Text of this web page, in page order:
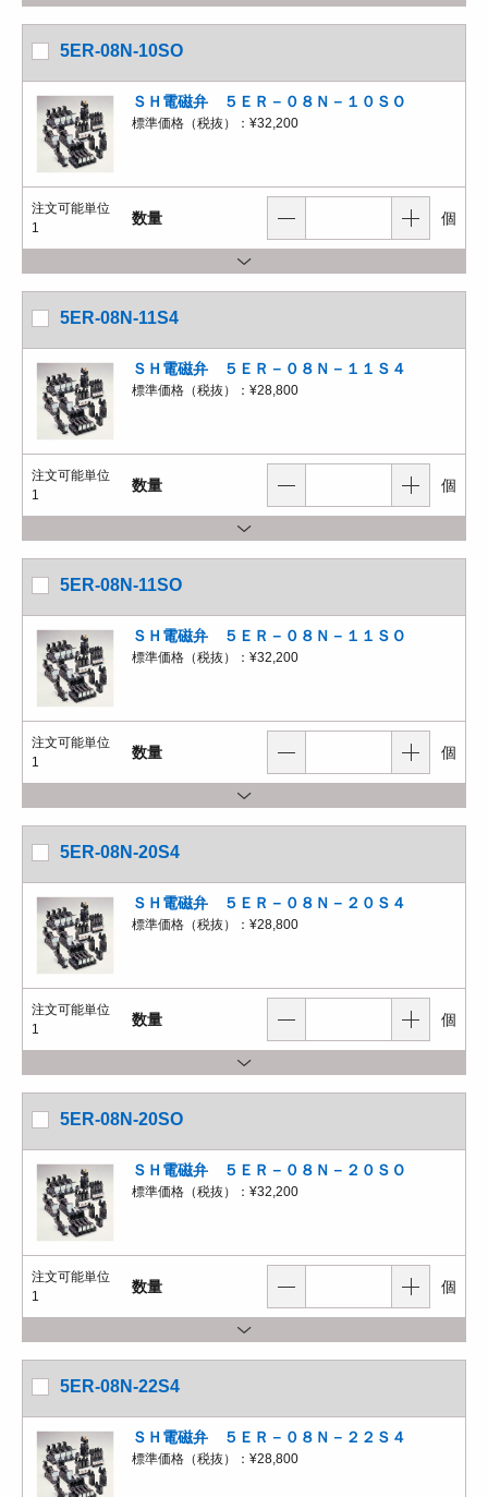
5ER-08N-10SO
ＳＨ電磁弁 ５ＥＲ－０８Ｎ－１０ＳＯ
標準価格（税抜）： ¥32,200
注文可能単位
1
数量 個
5ER-08N-11S4
ＳＨ電磁弁 ５ＥＲ－０８Ｎ－１１Ｓ４
標準価格（税抜）： ¥28,800
注文可能単位
1
数量 個
5ER-08N-11SO
ＳＨ電磁弁 ５ＥＲ－０８Ｎ－１１ＳＯ
標準価格（税抜）： ¥32,200
注文可能単位
1
数量 個
5ER-08N-20S4
ＳＨ電磁弁 ５ＥＲ－０８Ｎ－２０Ｓ４
標準価格（税抜）： ¥28,800
注文可能単位
1
数量 個
5ER-08N-20SO
ＳＨ電磁弁 ５ＥＲ－０８Ｎ－２０ＳＯ
標準価格（税抜）： ¥32,200
注文可能単位
1
数量 個
5ER-08N-22S4
ＳＨ電磁弁 ５ＥＲ－０８Ｎ－２２Ｓ４
標準価格（税抜）： ¥28,800